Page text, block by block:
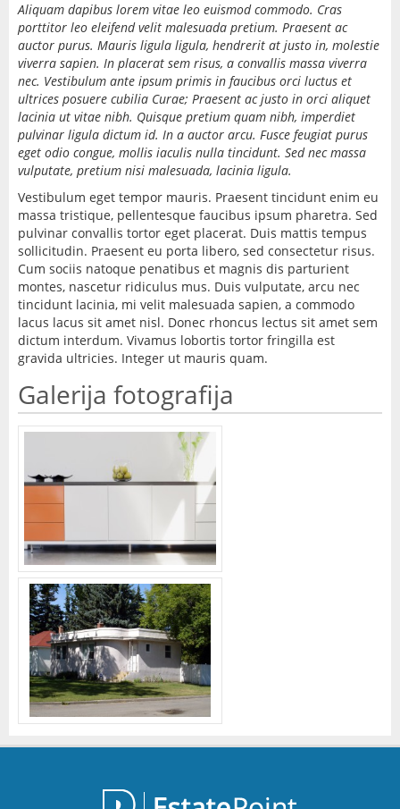
Aliquam dapibus lorem vitae leo euismod commodo. Cras
porttitor leo eleifend velit malesuada pretium. Praesent ac
auctor purus. Mauris ligula ligula, hendrerit at justo in, molestie
viverra sapien. In placerat sem risus, a convallis massa viverra
nec. Vestibulum ante ipsum primis in faucibus orci luctus et
ultrices posuere cubilia Curae; Praesent ac justo in orci aliquet
lacinia ut vitae nibh. Quisque pretium quam nibh, imperdiet
pulvinar ligula dictum id. In a auctor arcu. Fusce feugiat purus
eget odio congue, mollis iaculis nulla tincidunt. Sed nec massa
vulputate, pretium nisi malesuada, lacinia ligula.
Vestibulum eget tempor mauris. Praesent tincidunt enim eu
massa tristique, pellentesque faucibus ipsum pharetra. Sed
pulvinar convallis tortor eget placerat. Duis mattis tempus
sollicitudin. Praesent eu porta libero, sed consectetur risus.
Cum sociis natoque penatibus et magnis dis parturient
montes, nascetur ridiculus mus. Duis vulputate, arcu nec
tincidunt lacinia, mi velit malesuada sapien, a commodo
lacus lacus sit amet nisl. Donec rhoncus lectus sit amet sem
dictum interdum. Vivamus lobortis tortor fringilla est
gravida ultricies. Integer ut mauris quam.
Galerija fotografija